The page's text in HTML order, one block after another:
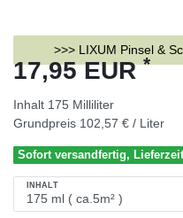
>>> LIXUM Pinsel &
17,95 EUR*
Inhalt 175 Milliliter
Grundpreis 102,57 € / Liter
Sofort versandfertig,
INHALT